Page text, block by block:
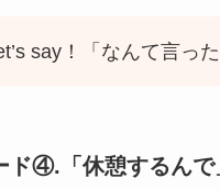
say！「なんて言った
ド④.「休憩するんで